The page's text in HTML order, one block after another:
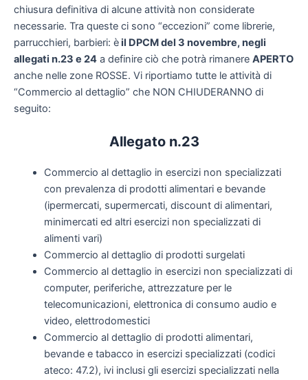
chiusura definitiva di alcune attività non considerate
necessarie. Tra queste ci sono “eccezioni” come librerie,
parrucchieri, barbieri: èil DPCM del 3 novembre, negli
allegati n.23 e 24 a definire ciò che potrà rimanere APERTO
anche nelle zone ROSSE. Vi riportiamo tutte le attività di
“Commercio al dettaglio” che NON CHIUDERANNO di
seguito:
Allegato n.23
Commercio al dettaglio in esercizi non specializzati
con prevalenza di prodotti alimentari e bevande
(ipermercati, supermercati, discount di alimentari,
minimercati ed altri esercizi non specializzati di
alimenti vari)
Commercio al dettaglio di prodotti surgelati
Commercio al dettaglio in esercizi non specializzati di
computer, periferiche, attrezzature per le
telecomunicazioni, elettronica di consumo audio e
video, elettrodomestici
Commercio al dettaglio di prodotti alimentari,
bevande e tabacco in esercizi specializzati (codici
ateco: 47.2), ivi inclusi gli esercizi specializzati nella